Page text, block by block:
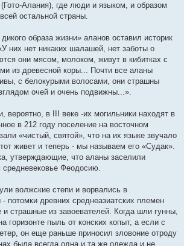
Алания), где люди и языком, и образом
остальной страны.
образа жизни» аланов оставил историк
них нет никаких шалашей, нет заботы о
они мясом, молоком, живут в кибитках с
из древесной коры... Почти все аланы
с белокурыми волосами, они страшны
очей и очень подвижны...».
в III веке -их могильники находят в
в 212 году поселение на восточном
«чистый, святой», что на их языке звучало
живет и теперь - мы называем его «Судак».
утверждающие, что аланы заселили
Феодосию.
волжские степи и ворвались в
потомки древних среднеазиатских племен
страшные из завоевателей. Когда шли гунны,
горизонте пыль от конских копыт, а если с
он еще раньше приносил зловоние отроду
была всегда одна и та же одежда и не